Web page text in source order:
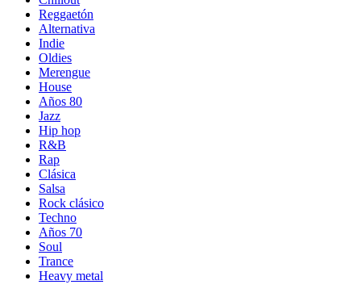
Reggaetón
Alternativa
Indie
Oldies
Merengue
House
Años 80
Jazz
Hip hop
R&B
Rap
Clásica
Salsa
Rock clásico
Techno
Años 70
Soul
Trance
Heavy metal